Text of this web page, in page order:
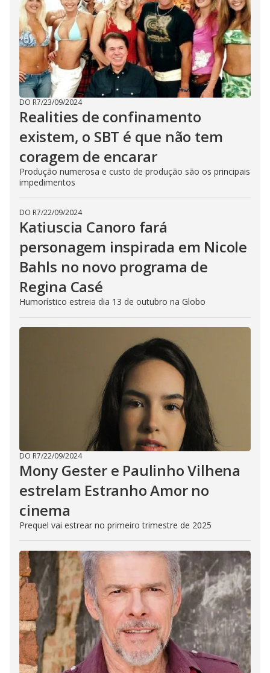
DO R7/23/09/2024
Realities de confinamento
existem, o SBT é que não tem
coragem de encarar
Produção numerosa e custo de produção são os principais
impedimentos
DO R7/22/09/2024
Katiuscia Canoro fará
personagem inspirada em Nicole
Bahls no novo programa de
Regina Casé
Humorístico estreia dia 13 de outubro na Globo
DO R7/22/09/2024
Mony Gester e Paulinho Vilhena
estrelam Estranho Amor no
cinema
Prequel vai estrear no primeiro trimestre de 2025